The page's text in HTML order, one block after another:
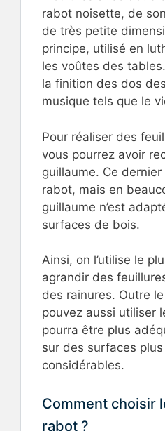
rabot noisette, de
de très petite
principe, utilisé en
les voûtes des
la finition des dos
musique tels que le
Pour réaliser des
vous pourrez avoir
guillaume. Ce
rabot, mais en
guillaume n’est
surfaces de bois.
Ainsi, on l’utilise le
agrandir des
des rainures. Outre
pouvez aussi utiliser
pourra être plus
sur des surfaces
considérables.
Comment choisir
rabot ?